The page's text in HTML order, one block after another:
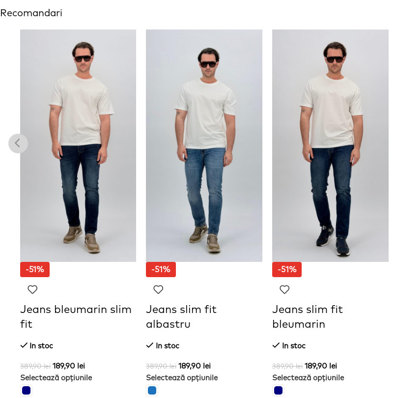
Recomandari
-51%
Jeans bleumarin slim
fit
In stoc
389,90lei 189,90 lei
Selectează opțiunile
-51%
Jeans slim fit
albastru
In stoc
389,90lei 189,90 lei
Selectează opțiunile
-51%
Jeans slim fit
bleumarin
In stoc
389,90lei 189,90 lei
Selectează opțiunile